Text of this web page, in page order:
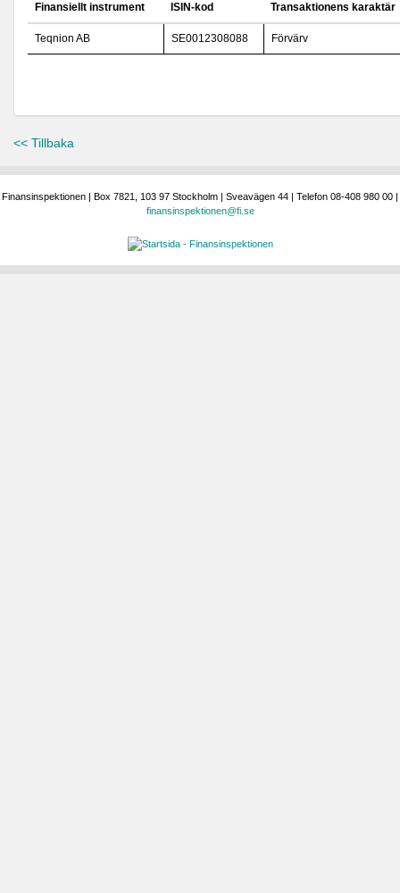
Finansiellt instrument ISIN-kod Transaktionens karaktär
Teqnion AB SE0012308088 Förvärv
<< Tillbaka
Finansinspektionen | Box 7821, 103 97 Stockholm | Sveavägen 44 | Telefon 08-408 980 00 |
finansinspektionen@fi.se